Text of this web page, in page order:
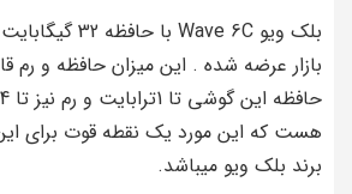
بازار عرضه شده . این میزان حافظه و رم
هست که این مورد یک نقطه قوت برای
برند بلک ویو میباشد.